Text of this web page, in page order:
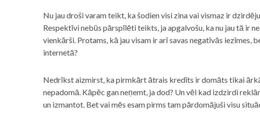
Nu jau droši varam teikt, ka šodien visi zina vai vismaz ir
Respektīvi nebūs pārspīlēti teikts, ja apgalvošu, ka nu jau tā ir
vienkārši. Protams, kā jau visam ir arī savas negatīvās
internetā?
Nedrīkst aizmirst, ka pirmkārt ātrais kredīts ir domāts tikai
nepadomā. Kāpēc gan neņemt, ja dod? Un vēl kad izdzirdi
un izmantot. Bet vai mēs esam pirms tam pārdomājuši visu